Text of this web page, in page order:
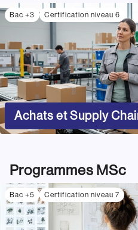
Achats et Supply
Bac +3 Certification niveau 6
Programmes MSc
Bac +5 Certification niveau 7